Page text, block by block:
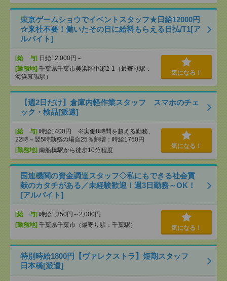
東京ゲームショウでイベントスタッフ★日給12000円
☆来社不要！働いたその日に給料もらえる日払/T1[ア
ルバイト]
[給 与] 日給12,000円～
[勤務地] 千葉県千葉市美浜区中瀬2-1（最寄り駅：
海浜幕張駅）
気になる！
【週2日だけ】倉庫内軽作業スタッフ スマホのチェ
ック・検品[派遣]
[給 与] 時給1400円 ※実働8時間を超える勤務、
22時～翌5時勤務の場合25％割増：時給1750円
[勤務地] 南船橋駅から徒歩10分程度
気になる！
国連機関の資金調達スタッフ◇私にもできる社会貢
献のカタチがある／未経験歓迎！週3日勤務～OK！
[アルバイト]
[給 与] 時給1,350円～2,000円
[勤務地] 千葉県千葉市（最寄り駅：千葉駅） 気になる！
特別時給1800円【ヴァレクストラ】短期スタッフ
日本橋[派遣]